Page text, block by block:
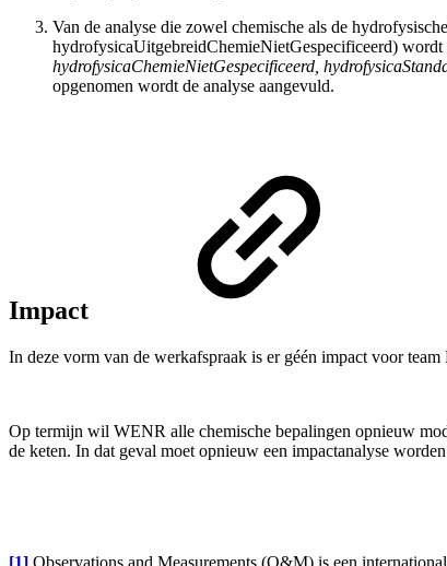
Van de analyse die zowel chemische als de
hydrofysicaUitgebreidChemieNietGespecificeerd) wordt
hydrofysicaChemieNietGespecificeerd,
opgenomen wordt de analyse aangevuld.
Impact
In deze vorm van de werkafspraak is er géén impact voor
Op termijn wil WENR alle chemische bepalingen opnieuw
de keten. In dat geval moet opnieuw een impactanalyse
[1] Observations and Measurements (O&M) is een